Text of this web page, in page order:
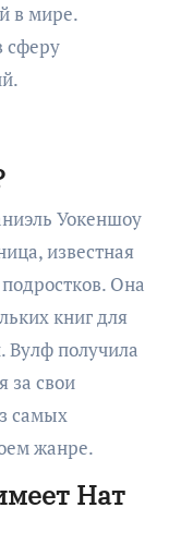
в мире.
сферу
Уокеншоу
известная
Она
книг для
Вулф получила
за свои
самых
жанре.
Нат